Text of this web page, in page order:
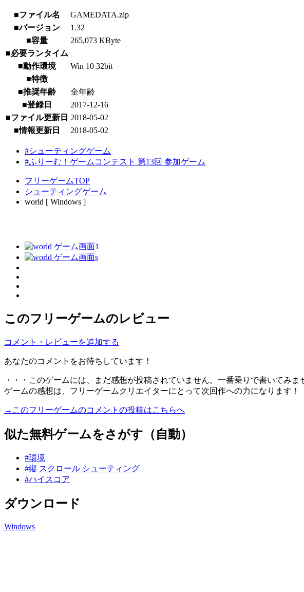
■ファイル名
GAMEDATA.zip
■バージョン
1.32
■容量
265,073 KByte
■必要ランタイム
■動作環境
Win 10 32bit
■特徴
■推奨年齢
全年齢
■登録日
2017-12-16
■ファイル更新日 2018-05-02
■情報更新日
2018-05-02
#シューティングゲーム
#ふりーむ！ゲームコンテスト 第13回 参加ゲーム
フリーゲームTOP
シューティングゲーム
world [ Windows ]
このフリーゲームのレビュー
コメント・レビューを追加する
あなたのコメントをお待ちしています！
・・・このゲームには、まだ感想が投稿されていません。一番乗りで書いてみま
ゲームの感想は、フリーゲームクリエイターにとって次回作への力になります！
→このフリーゲームのコメントの投稿はこちらへ
似た無料ゲームをさがす（自動）
#環境
#縦 スクロール シューティング
#ハイスコア
ダウンロード
Windows